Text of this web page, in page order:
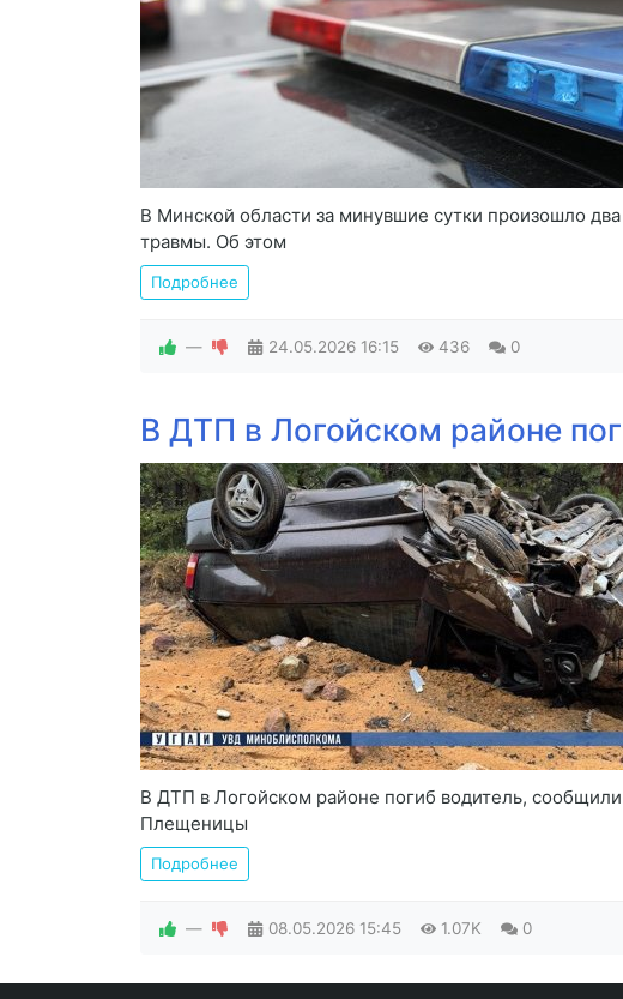
В Минской области за минувшие сутки произошло
травмы. Об этом
Подробнее
— 24.05.2026 16:15 436 0
В ДТП в Логойском районе
В ДТП в Логойском районе погиб водитель,
Плещеницы
Подробнее
— 08.05.2026 15:45 1.07K 0